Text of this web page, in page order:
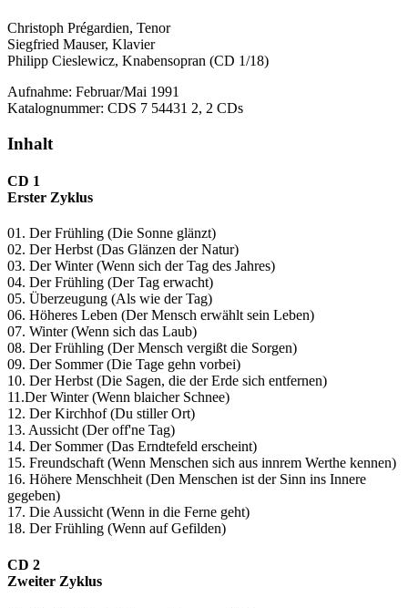
Christoph Prégardien, Tenor
Siegfried Mauser, Klavier
Philipp Cieslewicz, Knabensopran (CD 1/18)
Aufnahme: Februar/Mai 1991
Katalognummer: CDS 7 54431 2, 2 CDs
Inhalt
CD 1
Erster Zyklus
01. Der Frühling (Die Sonne glänzt)
02. Der Herbst (Das Glänzen der Natur)
03. Der Winter (Wenn sich der Tag des Jahres)
04. Der Frühling (Der Tag erwacht)
05. Überzeugung (Als wie der Tag)
06. Höheres Leben (Der Mensch erwählt sein Leben)
07. Winter (Wenn sich das Laub)
08. Der Frühling (Der Mensch vergißt die Sorgen)
09. Der Sommer (Die Tage gehn vorbei)
10. Der Herbst (Die Sagen, die der Erde sich entfernen)
11.Der Winter (Wenn blaicher Schnee)
12. Der Kirchhof (Du stiller Ort)
13. Aussicht (Der off'ne Tag)
14. Der Sommer (Das Erndtefeld erscheint)
15. Freundschaft (Wenn Menschen sich aus innrem Werthe kennen)
16. Höhere Menschheit (Den Menschen ist der Sinn ins Innere
gegeben)
17. Die Aussicht (Wenn in die Ferne geht)
18. Der Frühling (Wenn auf Gefilden)
CD 2
Zweiter Zyklus